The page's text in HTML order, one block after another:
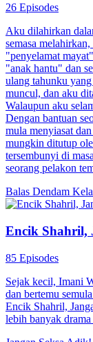
Cinta di
100 Episodes
Seorang profesi
waktu dan menjadi
sudah bertemu
mengobatinya,
Kaisar agung sakit
menyebalkan itu.
sangat sulit? Pria
berkata dengan
melihatmu." Keira
berpendidikan, jadi
pangeran
kau mengandung
obat ini dan